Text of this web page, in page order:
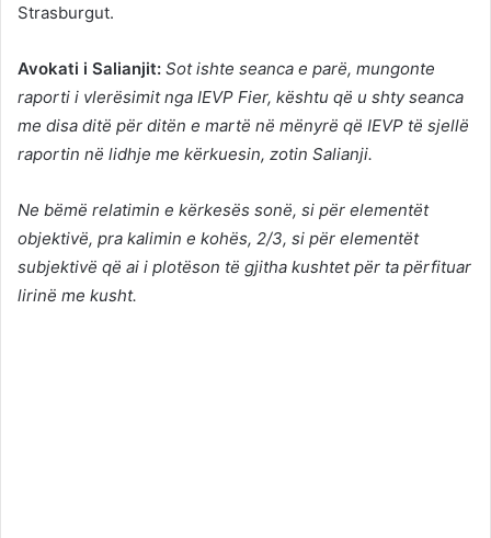
Strasburgut.
Avokati i Salianjit: Sot ishte seanca e parë, mungonte
raporti i vlerësimit nga IEVP Fier, kështu që u shty seanca
me disa ditë për ditën e martë në mënyrë që IEVP të sjellë
raportin në lidhje me kërkuesin, zotin Salianji.
Ne bëmë relatimin e kërkesës sonë, si për elementët
objektivë, pra kalimin e kohës, 2/3, si për elementët
subjektivë që ai i plotëson të gjitha kushtet për ta përfituar
lirinë me kusht.